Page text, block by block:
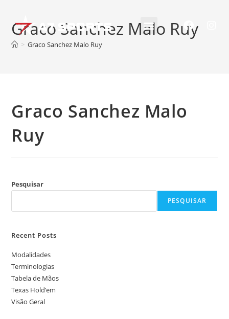
Graco Sanchez Malo Ruy
> Graco Sanchez Malo Ruy
Graco Sanchez Malo
Ruy
Pesquisar
PESQUISAR
Recent Posts
Modalidades
Terminologias
Tabela de Mãos
Texas Hold’em
Visão Geral